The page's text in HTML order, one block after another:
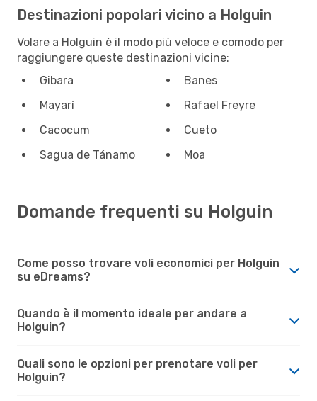
Destinazioni popolari vicino a Holguin
Volare a Holguin è il modo più veloce e comodo per
raggiungere queste destinazioni vicine:
Gibara
Banes
Mayarí
Rafael Freyre
Cacocum
Cueto
Sagua de Tánamo
Moa
Domande frequenti su Holguin
Come posso trovare voli economici per Holguin
su eDreams?
Quando è il momento ideale per andare a
Holguin?
Quali sono le opzioni per prenotare voli per
Holguin?